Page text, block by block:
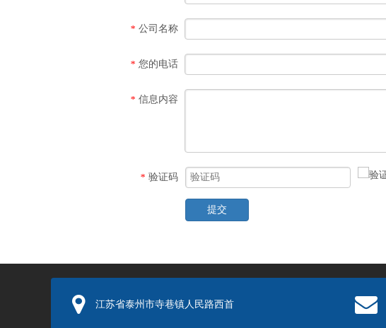
* 公司名称
* 您的电话
* 信息内容
* 验证码
提交
江苏省泰州市寺巷镇人民路西首